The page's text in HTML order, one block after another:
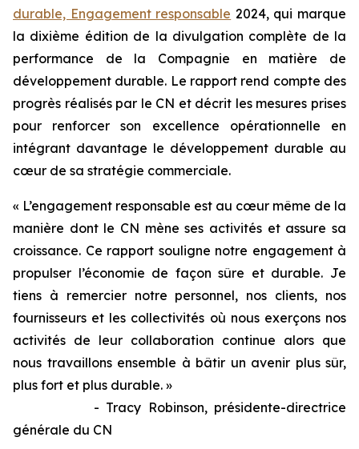
durable, Engagement responsable 2024, qui marque
la dixième édition de la divulgation complète de la
performance de la Compagnie en matière de
développement durable. Le rapport rend compte des
progrès réalisés par le CN et décrit les mesures prises
pour renforcer son excellence opérationnelle en
intégrant davantage le développement durable au
cœur de sa stratégie commerciale.
« L’engagement responsable est au cœur même de la
manière dont le CN mène ses activités et assure sa
croissance. Ce rapport souligne notre engagement à
propulser l’économie de façon sûre et durable. Je
tiens à remercier notre personnel, nos clients, nos
fournisseurs et les collectivités où nous exerçons nos
activités de leur collaboration continue alors que
nous travaillons ensemble à bâtir un avenir plus sûr,
plus fort et plus durable. »
- Tracy Robinson, présidente-directrice
générale du CN